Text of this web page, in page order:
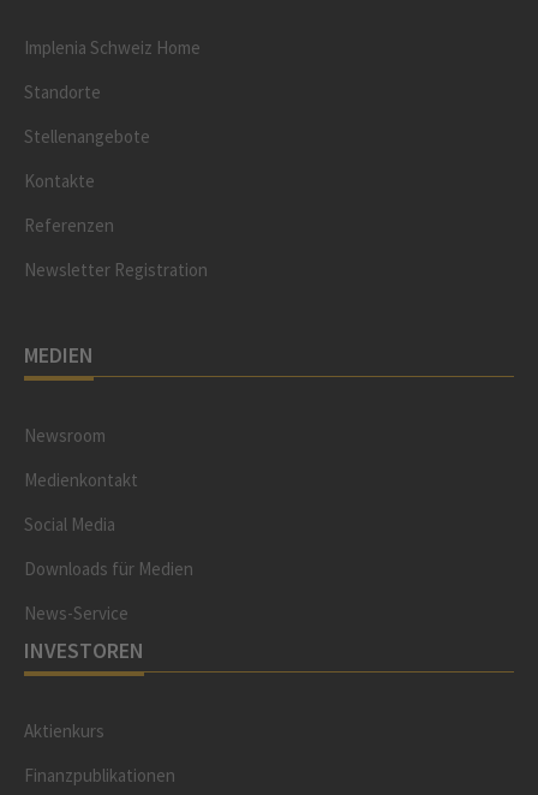
Implenia Schweiz Home
Standorte
Stellenangebote
Kontakte
Referenzen
Newsletter Registration
MEDIEN
Newsroom
Medienkontakt
Social Media
Downloads für Medien
News-Service
INVESTOREN
Aktienkurs
Finanzpublikationen